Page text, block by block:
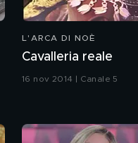
L'ARCA DI NOÈ
Cavalleria reale
16 nov 2014 | Canale 5